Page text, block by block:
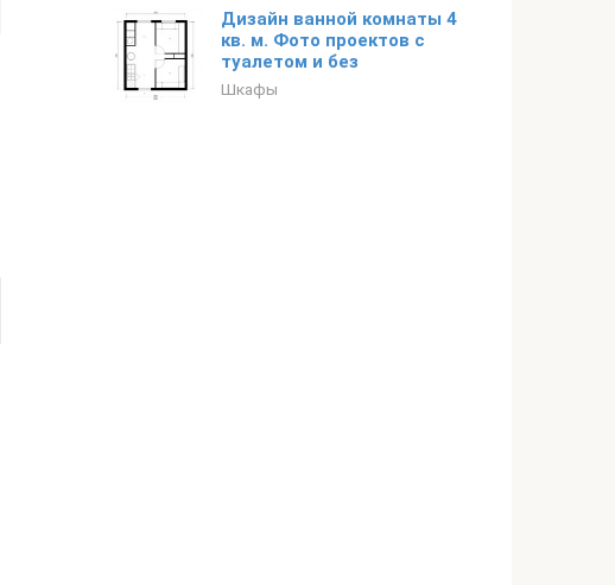
Дизайн ванной комнаты 4
кв. м. Фото проектов с
туалетом и без
Шкафы